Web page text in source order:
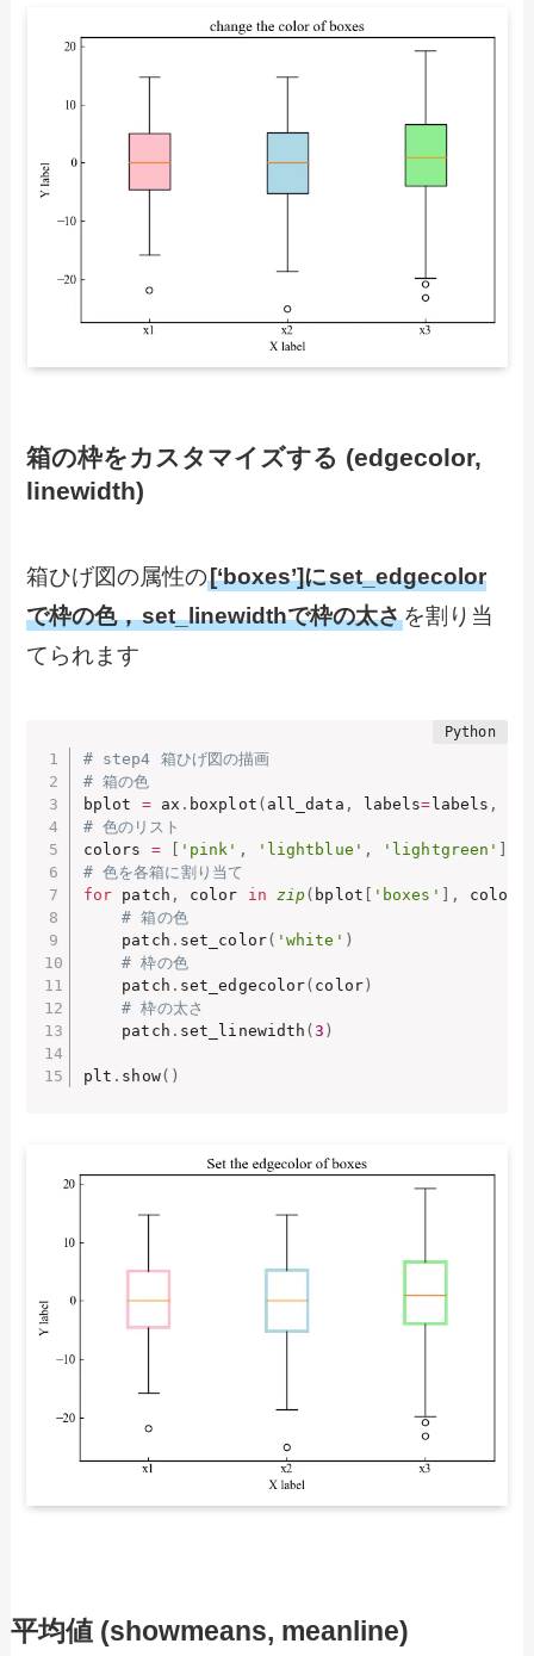
箱の枠をカスタマイズする (edgecolor,
linewidth)
箱ひげ図の属性の[‘boxes’]にset_edgecolor
で枠の色，set_linewidthで枠の太さを割り当
てられます
# step4 箱ひげ図の描画
# 箱の色
bplot = ax . boxplot ( all_data , labels=labels ,
# 色のリスト
colors = [ 'pink' , 'lightblue' , 'lightgreen' ]
# 色を各箱に割り当て
for patch , color in zip( bplot [ 'boxes' ] , colors
# 箱の色
    patch
. set_color( 'white' )
# 枠の色
    patch
. set_edgecolor( color)
# 枠の太さ
    patch
. set_linewidth (3 )
plt . show( )
平均値 (showmeans, meanline)